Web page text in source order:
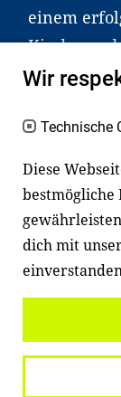
einem
Kinder und
haben
an
mit
und
Wir
Technische
Diese
bestmögliche
dich mit